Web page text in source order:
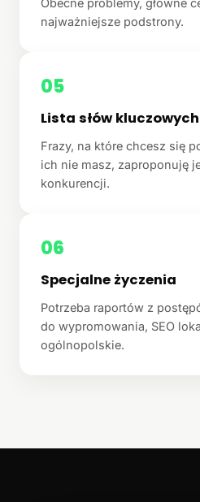
najważniejsze podstrony.
05
Lista słów kluczowych
Frazy, na które chcesz się
ich nie masz, zaproponuję
konkurencji.
06
Specjalne życzenia
Potrzeba raportów z
do wypromowania, SEO
ogólnopolskie.